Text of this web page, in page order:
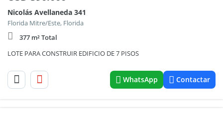
Nicolás Avellaneda 341
Florida Mitre/Este, Florida
377 m² Total
LOTE PARA CONSTRUIR EDIFICIO DE 7 PISOS
WhatsApp Contactar